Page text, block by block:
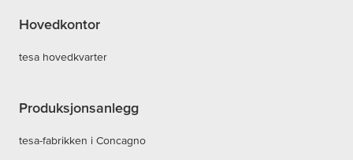
Hovedkontor
tesa hovedkvarter
Produksjonsanlegg
tesa-fabrikken i Concagno